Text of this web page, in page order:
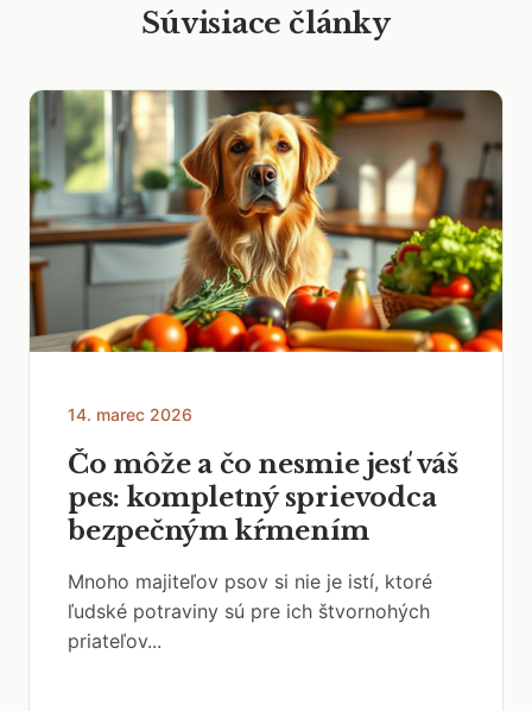
Súvisiace články
14. marec 2026
Čo môže a čo nesmie jesť váš
pes: kompletný sprievodca
bezpečným kŕmením
Mnoho majiteľov psov si nie je istí, ktoré
ľudské potraviny sú pre ich štvornohých
priateľov...